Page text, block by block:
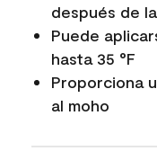
después de
Puede
hasta 35 °F
Proporciona
al moho